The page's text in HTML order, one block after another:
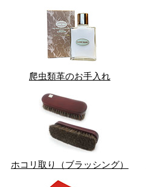
爬虫類革のお手入れ
ホコリ取り（ブラッシング）